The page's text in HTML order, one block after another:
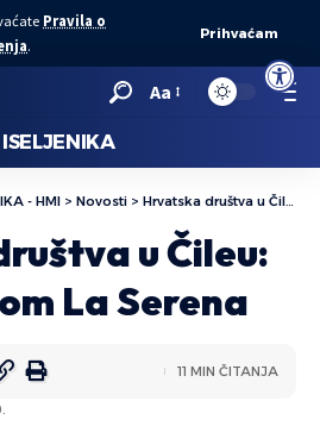
Open
Pravila o
.
Prihvaćam
Aa
- HMI > Novosti > Hrvatska društva u Čileu: Hrvatski dom La Serena
u Čileu:
La Serena
11 MIN ČITANJA